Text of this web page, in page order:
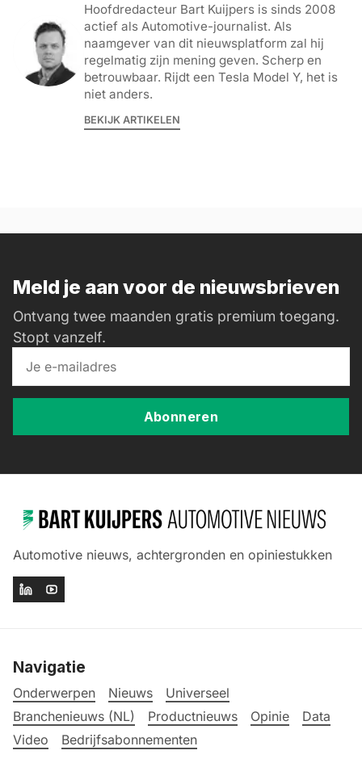
Hoofdredacteur Bart Kuijpers is sinds 2008
actief als Automotive-journalist. Als
naamgever van dit nieuwsplatform zal hij
regelmatig zijn mening geven. Scherp en
betrouwbaar. Rijdt een Tesla Model Y, het is
niet anders.
BEKIJK ARTIKELEN
Meld je aan voor de nieuwsbrieven
Ontvang twee maanden gratis premium toegang.
Stopt vanzelf.
Abonneren
Automotive nieuws, achtergronden en opiniestukken
Navigatie
Onderwerpen Nieuws
Universeel
Branchenieuws (NL)
Productnieuws Opinie
Data
Video
Bedrijfsabonnementen